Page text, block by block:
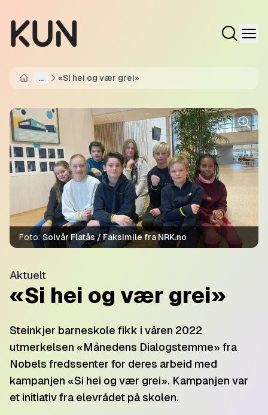
... «Si hei og vær grei»
Aktuelt
«Si hei og vær grei»
Steinkjer barneskole fikk i våren 2022
utmerkelsen «Månedens Dialogstemme» fra
Nobels fredssenter for deres arbeid med
kampanjen «Si hei og vær grei». Kampanjen var
et initiativ fra elevrådet på skolen.
Foto: Solvår Flatås / Faksimile fra NRK.no